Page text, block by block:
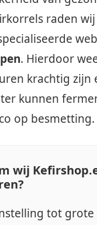
raden
. Hierdoor
krachtig zijn
kunnen
op besmetting.
wij
tot grote